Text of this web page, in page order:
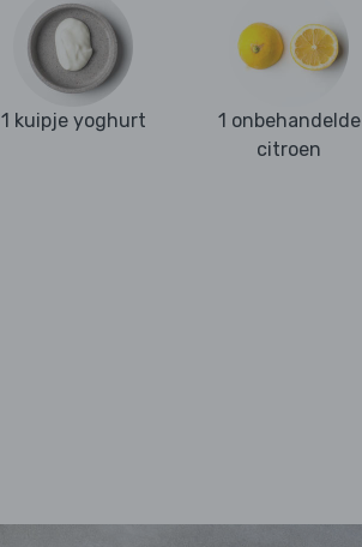
1 kuipje yoghurt
1 onbehandelde
citroen